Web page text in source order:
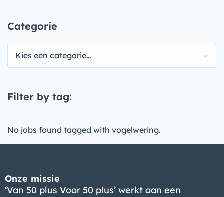
Categorie
Kies een categorie…
Filter by tag:
No jobs found tagged with vogelwering.
Onze missie
‘Van 50 plus Voor 50 plus’ werkt aan een